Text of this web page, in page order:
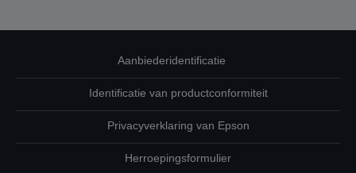
Aanbiederidentificatie
Identificatie van productconformiteit
Privacyverklaring van Epson
Herroepingsformulier